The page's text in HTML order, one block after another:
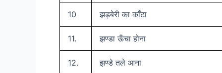
10 झड़बेरी का काँटा
11. झण्डा ऊँचा होना
12. झण्डे तले आना